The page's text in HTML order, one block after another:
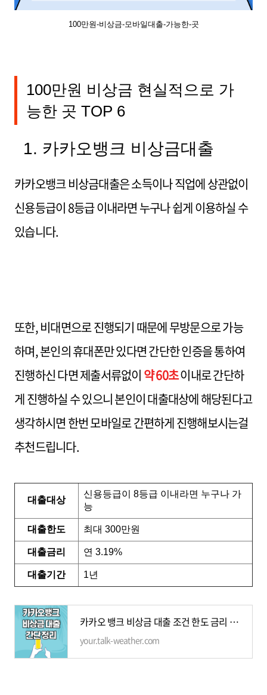
100만원-비상금-모바일대출-가능한-곳
100만원 비상금 현실적으로 가
능한 곳 TOP 6
1. 카카오뱅크 비상금대출
카카오뱅크 비상금대출은 소득이나 직업에 상관없이
신용등급이 8등급 이내라면 누구나 쉽게 이용하실 수
있습니다.
또한, 비대면으로 진행되기 때문에 무방문으로 가능
하며, 본인의 휴대폰만 있다면 간단한 인증을 통하여
진행하신 다면 제출서류없이 약 60초이내로 간단하
게 진행하실 수 있으니 본인이 대출대상에 해당된다고
생각하시면 한번 모바일로 간편하게 진행해보시는걸
추천드립니다.
대출대상
신용등급이 8등급 이내라면 누구나 가
능
대출한도 최대 300만원
대출금리 연 3.19%
대출기간 1년
카카오 뱅크 비상금 대출 조건 한도 금리 무직자가능 모바일 신청 총정리
your.talk-weather.com